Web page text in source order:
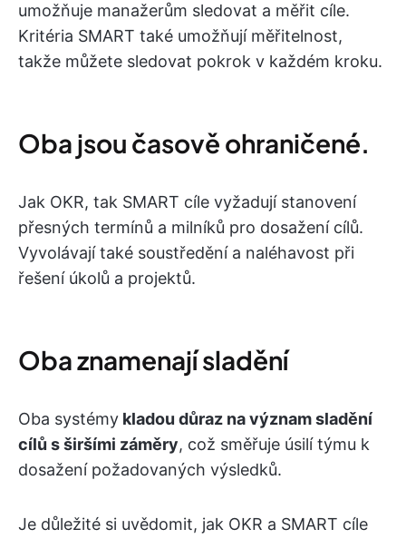
umožňuje manažerům sledovat a měřit cíle.
Kritéria SMART také umožňují měřitelnost,
takže můžete sledovat pokrok v každém kroku.
Oba jsou časově ohraničené.
Jak OKR, tak SMART cíle vyžadují stanovení
přesných termínů a milníků pro dosažení cílů.
Vyvolávají také soustředění a naléhavost při
řešení úkolů a projektů.
Oba znamenají sladění
Oba systémy kladou důraz na význam sladění
cílů s širšími záměry, což směřuje úsilí týmu k
dosažení požadovaných výsledků.
Je důležité si uvědomit, jak OKR a SMART cíle